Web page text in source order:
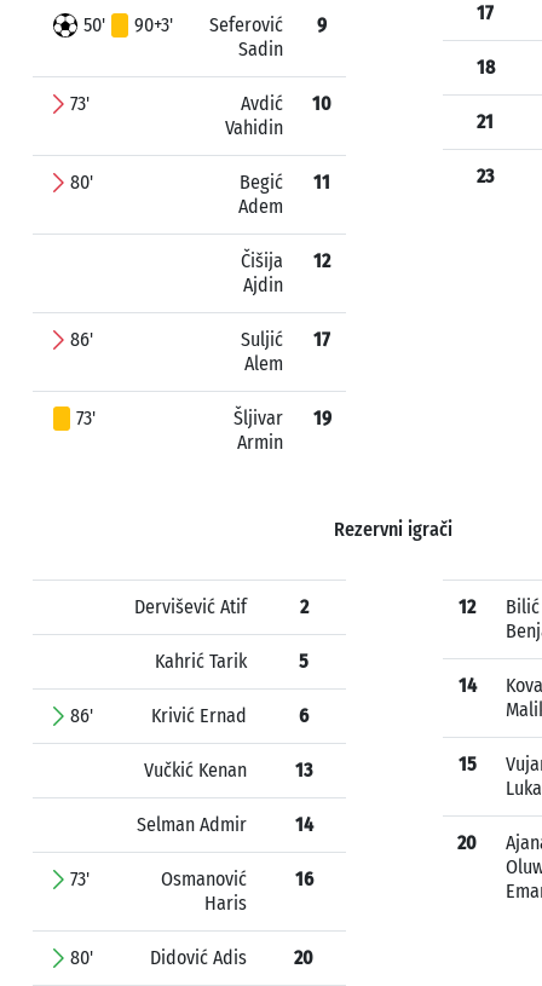
50' 90+3'
Seferović
Sadin
9
73'
Avdić
Vahidin
10
80'
Begić
Adem
11
Čišija
Ajdin
12
86'
Suljić
Alem
17
73'
Šljivar
Armin
19
17
18
21
23
Rezervni igrači
Dervišević Atif 2
Kahrić Tarik 5
86' Krivić Ernad 6
Vučkić Kenan 13
Selman Admir 14
73'
Osmanović
Haris
16
80' Didović Adis 20
12
Bilić
14
15
Luka
20